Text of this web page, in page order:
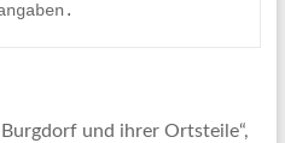
und ihrer Ortsteile“,